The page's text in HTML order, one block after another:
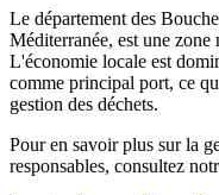
Le département des
Méditerranée, est une
L'économie locale est
comme principal port, ce
gestion des déchets.
Pour en savoir plus sur la
responsables, consultez